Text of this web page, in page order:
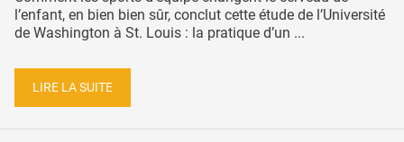
l’enfant, en bien bien sûr, conclut cette étude de l’Université
de Washington à St. Louis : la pratique d’un ...
LIRE LA SUITE